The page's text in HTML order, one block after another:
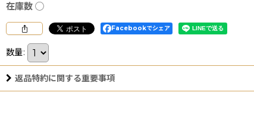
在庫数 ◯
Facebookでシェア
数量:
返品特約に関する重要事項